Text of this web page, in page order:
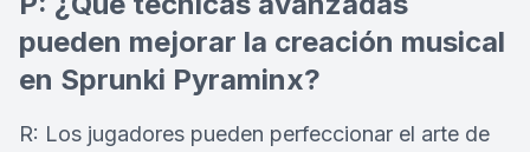
pueden mejorar la creación musical
en Sprunki Pyraminx?
R: Los jugadores pueden perfeccionar el arte de